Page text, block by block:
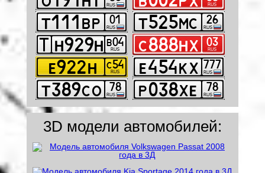
3D модели автомобилей: